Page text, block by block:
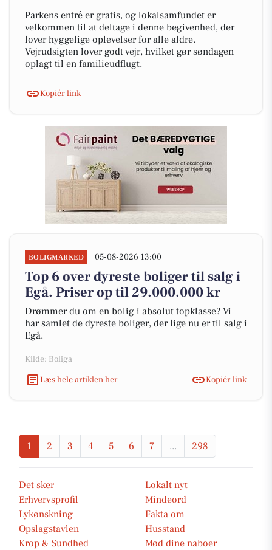
Parkens entré er gratis, og lokalsamfundet er
velkommen til at deltage i denne begivenhed, der
lover hyggelige oplevelser for alle aldre.
Vejrudsigten lover godt vejr, hvilket gør søndagen
oplagt til en familieudflugt.
Kopiér link
BOLIGMARKED 05-08-2026 13:00
Top 6 over dyreste boliger til salg i
Egå. Priser op til 29.000.000 kr
Drømmer du om en bolig i absolut topklasse? Vi
har samlet de dyreste boliger, der lige nu er til salg i
Egå.
Kilde: Boliga
Læs hele artiklen her
Kopiér link
1 2 3 4 5 6 7 ... 298
Det sker
Lokalt nyt
Erhvervsprofil
Mindeord
Lykønskning
Fakta om
Opslagstavlen
Husstand
Krop & Sundhed
Mød dine naboer